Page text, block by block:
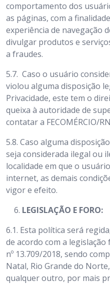
comportamento dos
as páginas, com a
experiência de navegação
divulgar produtos e
a fraudes.
5.7. Caso o usuário
violou alguma disposição
Privacidade, este tem o
queixa à autoridade de
contatar a FECOMÉRCIO/
5.8. Caso alguma
seja considerada ilegal ou
localidade em que o
internet, as demais
vigor e efeito.
LEGISLAÇÃO E FORO:
6.1. Esta política será
de acordo com a
nº 13.709/2018, sendo
Natal, Rio Grande do
qualquer outro, por mais